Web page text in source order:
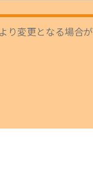
り変更となる場合